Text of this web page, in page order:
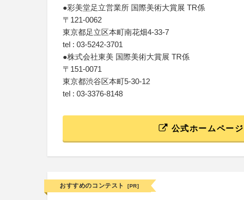
●彩美堂足立営業所 国際美術大賞展 TR係
〒121-0062
東京都足立区本町南花畑4-33-7
tel : 03-5242-3701
●株式会社東美 国際美術大賞展 TR係
〒151-0071
東京都渋谷区本町5-30-12
tel : 03-3376-8148
公式ホームページ
おすすめのコンテスト [PR]